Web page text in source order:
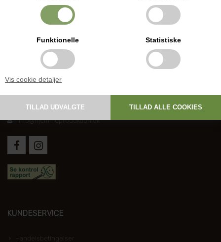
Funktionelle Statistiske
Vis cookie detaljer
DANSK HJEMMEPRODUKTION
+45 6267 1447
info@hjemmeproduktion.dk
KUNDESERVICE
Handelsbetingelser